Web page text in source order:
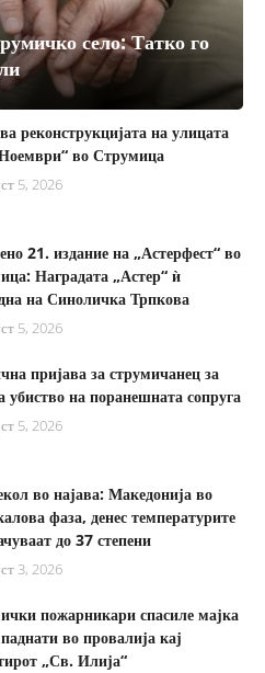
село: Татко го
реконструкцијата на улицата
во Струмица
5, 2026
21. издание на „Астерфест“ во
Наградата „Астер“ ѝ
на Синоличка Трпкова
5, 2026
пријава за струмичанец за
убиство на поранешната сопруга
5, 2026
во најава: Македонија во
фаза, денес температурите
до 37 степени
3, 2026
пожарникари спасиле мајка
во провалија кај
„Св. Илија“